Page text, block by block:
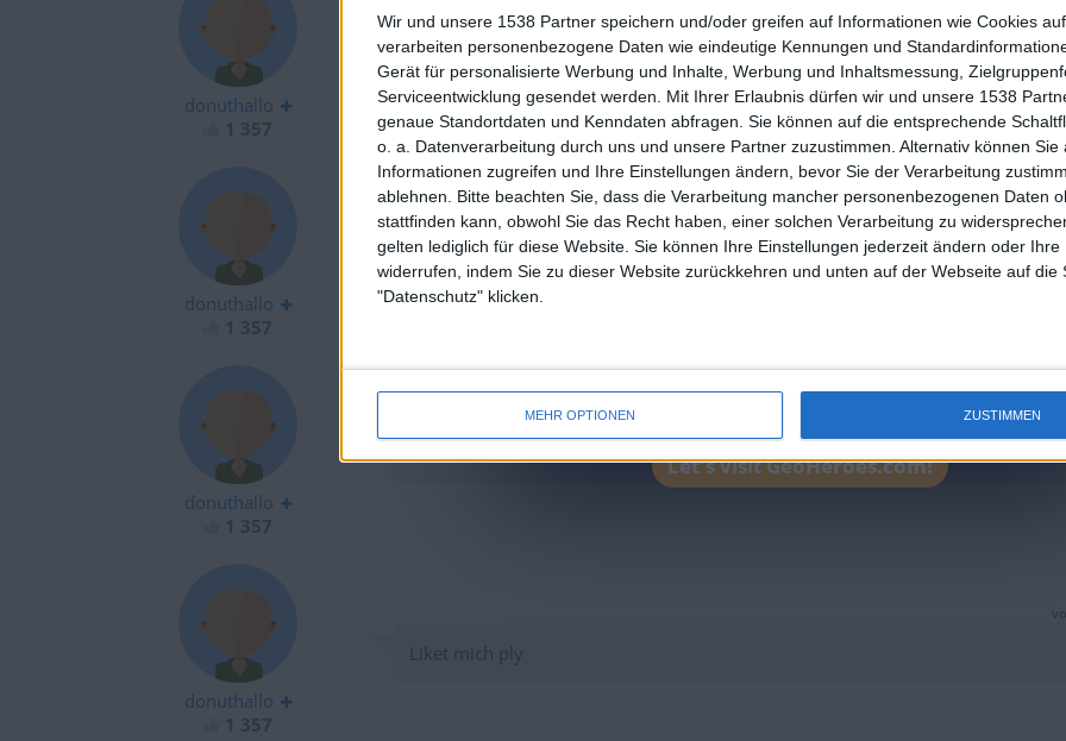
Wir und unsere 1538 Partner speichern und/oder greifen auf Informationen wie Cookies
verarbeiten personenbezogene Daten wie eindeutige Kennungen und
Gerät für personalisierte Werbung und Inhalte, Werbung und Inhaltsmessung,
Serviceentwicklung gesendet werden.
Mit Ihrer Erlaubnis dürfen wir und unsere 1538
genaue Standortdaten und Kenndaten abfragen. Sie können auf die entsprechende
o. a. Datenverarbeitung durch uns und unsere Partner zuzustimmen. Alternativ können Sie
Informationen zugreifen und Ihre Einstellungen ändern, bevor Sie der Verarbeitung
ablehnen.
Bitte beachten Sie, dass die Verarbeitung mancher personenbezogenen Daten
stattfinden kann, obwohl Sie das Recht haben, einer solchen Verarbeitung zu
gelten lediglich für diese Website. Sie können Ihre Einstellungen jederzeit ändern oder Ihre
widerrufen, indem Sie zu dieser Website zurückkehren und unten auf der Webseite auf die
"Datenschutz" klicken.
MEHR OPTIONEN ZUSTIMMEN
donuthallo
Ich will ein club erstellen wen ihr mich liket seit ihr cool und nice
donuthallo
wieso roeckby
donuthallo
wow
donuthallo
Liket mich ply
🇺🇸 We noticed you’re visiting from
an English-speaking country
Join our American version now and be among
the firsts to submit your score on our
leaderboards!
Let's visit GeoHeroes.com!